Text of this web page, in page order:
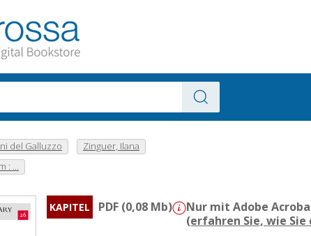
del Galluzzo
Zinguer, Ilana
: ...
KAPITEL PDF (0,08 Mb)
Nur mit Adobe
(erfahren Sie, wie